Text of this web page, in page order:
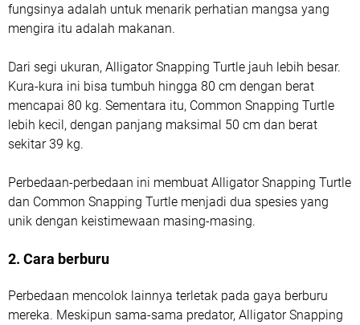
fungsinya adalah untuk menarik perhatian mangsa yang
mengira itu adalah makanan.
Dari segi ukuran, Alligator Snapping Turtle jauh lebih besar.
Kura-kura ini bisa tumbuh hingga 80 cm dengan berat
mencapai 80 kg. Sementara itu, Common Snapping Turtle
lebih kecil, dengan panjang maksimal 50 cm dan berat
sekitar 39 kg.
Perbedaan-perbedaan ini membuat Alligator Snapping Turtle
dan Common Snapping Turtle menjadi dua spesies yang
unik dengan keistimewaan masing-masing.
2. Cara berburu
Perbedaan mencolok lainnya terletak pada gaya berburu
mereka. Meskipun sama-sama predator, Alligator Snapping